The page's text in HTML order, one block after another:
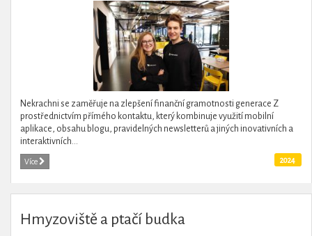
Nekrachni se zaměřuje na zlepšení finanční gramotnosti generace Z
prostřednictvím přímého kontaktu, který kombinuje využití mobilní
aplikace, obsahu blogu, pravidelných newsletterů a jiných inovativních a
interaktivních...
Více 2024
Hmyzoviště a ptačí budka